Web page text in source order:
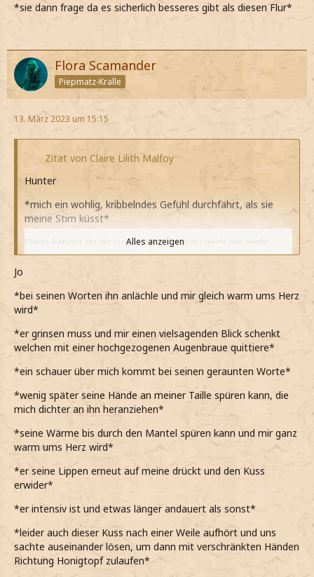
*sie dann frage da es sicherlich besseres gibt als diesen Flur*
Flora Scamander
Piepmatz-Kralle
13. März 2023 um 15:15
Zitat von Claire Lilith Malfoy
Hunter
*mich ein wohlig, kribbelndes Gefühl durchfährt, als sie
meine Stirn küsst*
Dann kannst du dir sicher sein, dass du mich nie mehr
loswerden wirst.
*lächelnd sage und unsere Umarmung genieße*
*mein Grinsen bei ihren Worten immer breiter wird und ihr
Oh….
*gedehnt von mir gebe*
….da gäbe es so einige Dinge, die ich nur allzu gerne tun
würde.
*ihr ins Ohr raune und selbst spüre, wie mir ganz warm
*meine Hände auf ihrer Taille platziere und sie dicht an
mich heranziehe, sodass ihren warmen Körper durch ihren
*meine Augen daraufhin schließe und meine Lippen
fordernd aber sanft auf ihre drücke*
*durch meine Brust ein Ziehen fährt und nicht beschreiben
kann, was für sie fühle*
Alles anzeigen
Jo
*bei seinen Worten ihn anlächle und mir gleich warm ums Herz
wird*
*er grinsen muss und mir einen vielsagenden Blick schenkt
welchen mit einer hochgezogenen Augenbraue quittiere*
*ein schauer über mich kommt bei seinen geraunten Worte*
*wenig später seine Hände an meiner Taille spüren kann, die
mich dichter an ihn heranziehen*
*seine Wärme bis durch den Mantel spüren kann und mir ganz
warm ums Herz wird*
*er seine Lippen erneut auf meine drückt und den Kuss
erwider*
*er intensiv ist und etwas länger andauert als sonst*
*leider auch dieser Kuss nach einer Weile aufhört und uns
sachte auseinander lösen, um dann mit verschränkten Händen
Richtung Honigtopf zulaufen*